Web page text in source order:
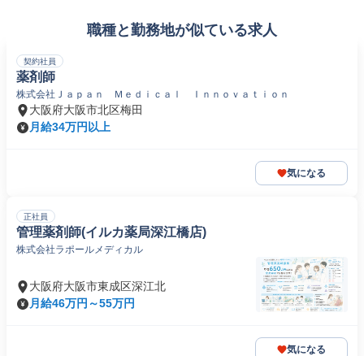
職種と勤務地が似ている求人
契約社員
薬剤師
株式会社Ｊａｐａｎ Ｍｅｄｉｃａｌ Ｉｎｎｏｖａｔｉｏｎ
大阪府大阪市北区梅田
月給34万円以上
気になる
正社員
管理薬剤師(イルカ薬局深江橋店)
株式会社ラポールメディカル
大阪府大阪市東成区深江北
月給46万円～55万円
気になる